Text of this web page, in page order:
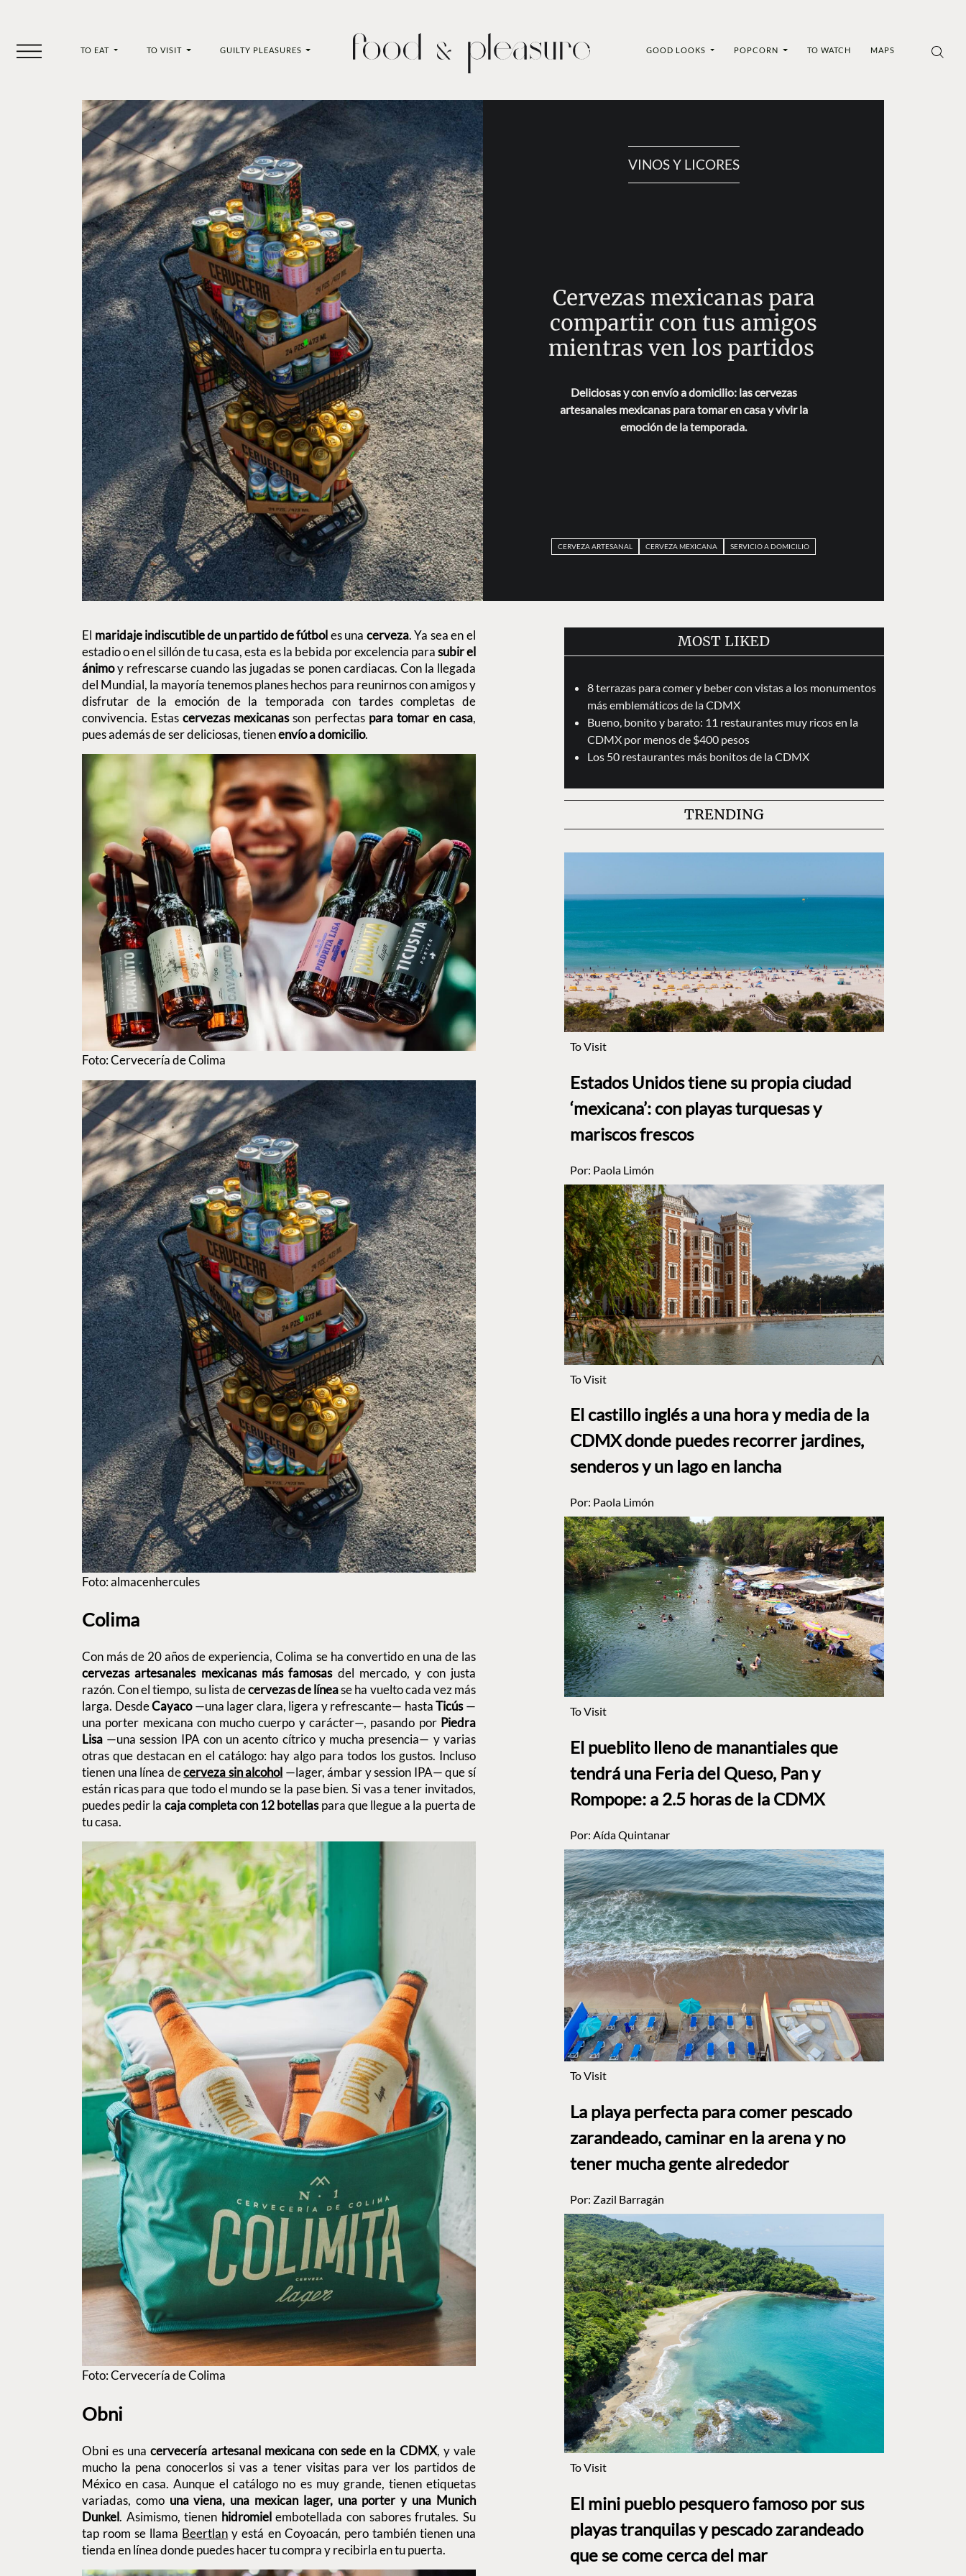
TO EAT TO VISIT GUILTY PLEASURES GOOD LOOKS POPCORN TO WATCH MAPS
VINOS Y LICORES
Cervezas mexicanas para
compartir con tus amigos
mientras ven los partidos
Deliciosas y con envío a domicilio: las cervezas
artesanales mexicanas para tomar en casa y vivir la
emoción de la temporada.
CERVEZA ARTESANAL CERVEZA MEXICANA SERVICIO A DOMICILIO
El maridaje indiscutible de un partido de fútboles una cerveza. Ya sea en el
estadio o en el sillón de tu casa, esta es la bebida por excelencia parasubir el
ánimoy refrescarse cuando las jugadas se ponen cardiacas. Con la llegada
del Mundial, la mayoría tenemos planes hechos para reunirnos con amigos y
disfrutar de la emoción de la temporada con tardes completas de
convivencia. Estascervezas mexicanasson perfectas para tomar en casa,
pues además de ser deliciosas, tienenenvío a domicilio.
Foto: Cervecería de Colima
Foto: almacenhercules
Colima
Con más de 20 años de experiencia, Colima se ha convertido en una de las
cervezas artesanales mexicanas más famosasdel mercado, y con justa
razón. Con el tiempo, su lista decervezas de línease ha vuelto cada vez más
larga. DesdeCayaco—una lager clara, ligera y refrescante— hastaTicús—
una porter mexicana con mucho cuerpo y carácter—, pasando por Piedra
Lisa —una session IPA con un acento cítrico y mucha presencia— y varias
otras que destacan en el catálogo: hay algo para todos los gustos. Incluso
tienen una línea decerveza sin alcohol —lager, ámbar y session IPA— que sí
están ricas para que todo el mundo se la pase bien. Si vas a tener invitados,
puedes pedir la caja completa con 12 botellaspara que llegue a la puerta de
tu casa.
Foto: Cervecería de Colima
Obni
Obni es unacervecería artesanal mexicana con sede en la CDMX, y vale
mucho la pena conocerlos si vas a tener visitas para ver los partidos de
México en casa. Aunque el catálogo no es muy grande, tienen etiquetas
variadas, comouna viena, una mexican lager, una porter y una Munich
Dunkel. Asimismo, tienen hidromielembotellada con sabores frutales. Su
tap room se llama Beertlan y está en Coyoacán, pero también tienen una
tienda en línea donde puedes hacer tu compra y recibirla en tu puerta.
MOST LIKED
8 terrazas para comer y beber con vistas a los monumentos
más emblemáticos de la CDMX
Bueno, bonito y barato: 11 restaurantes muy ricos en la
CDMX por menos de $400 pesos
Los 50 restaurantes más bonitos de la CDMX
TRENDING
To Visit
Estados Unidos tiene su propia ciudad
‘mexicana’: con playas turquesas y
mariscos frescos
Por: Paola Limón
To Visit
El castillo inglés a una hora y media de la
CDMX donde puedes recorrer jardines,
senderos y un lago en lancha
Por: Paola Limón
To Visit
El pueblito lleno de manantiales que
tendrá una Feria del Queso, Pan y
Rompope: a 2.5 horas de la CDMX
Por: Aída Quintanar
To Visit
La playa perfecta para comer pescado
zarandeado, caminar en la arena y no
tener mucha gente alrededor
Por: Zazil Barragán
To Visit
El mini pueblo pesquero famoso por sus
playas tranquilas y pescado zarandeado
que se come cerca del mar